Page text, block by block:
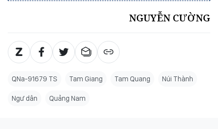
NGUYỄN CƯỜNG
QNa-91679 TS Tam Giang Tam Quang Núi Thành
Ngư dân Quảng Nam